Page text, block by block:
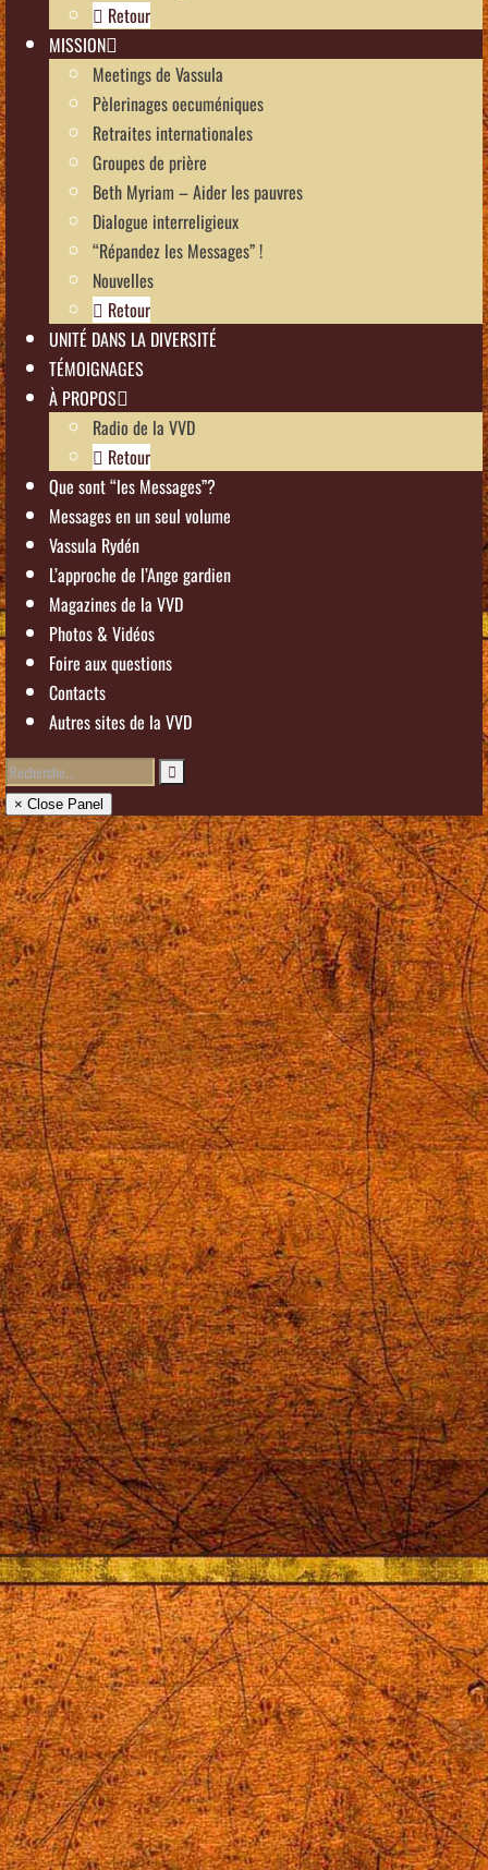
Retour
MISSION
Meetings de Vassula
Pèlerinages oecuméniques
Retraites internationales
Groupes de prière
Beth Myriam – Aider les pauvres
Dialogue interreligieux
“Répandez les Messages” !
Nouvelles
Retour
UNITÉ DANS LA DIVERSITÉ
TÉMOIGNAGES
À PROPOS
Radio de la VVD
Retour
Que sont “les Messages”?
Messages en un seul volume
Vassula Rydén
L’approche de l’Ange gardien
Magazines de la VVD
Photos & Vidéos
Foire aux questions
Contacts
Autres sites de la VVD
× Close Panel